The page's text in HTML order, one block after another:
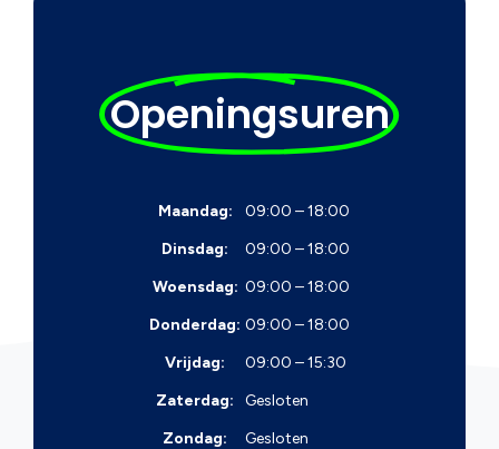
Openingsuren
Maandag:
09:00 – 18:00
Dinsdag:
09:00 – 18:00
Woensdag: 09:00 – 18:00
Donderdag: 09:00 – 18:00
Vrijdag:
09:00 – 15:30
Zaterdag:
Gesloten
Zondag:
Gesloten